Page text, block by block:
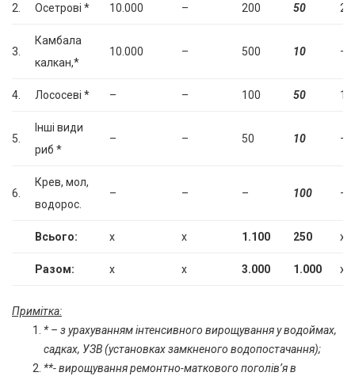
2. Осетрові * 10.000 – 200 50
3.
Камбала
калкан,*
10.000 – 500 10 –
4. Лососеві * – – 100 50
5.
Інші види
риб *
– – 50 10 –
6.
Крев, мол,
водорос.
– – – 100 –
Всього: х х 1.100 250 х
Разом: х х 3.000 1.000 х
Примітка:
* – з урахуванням інтенсивного вирощування у водоймах,
садках, УЗВ (установках замкненого водопостачання);
**- вирощування ремонтно-маткового поголів’я в